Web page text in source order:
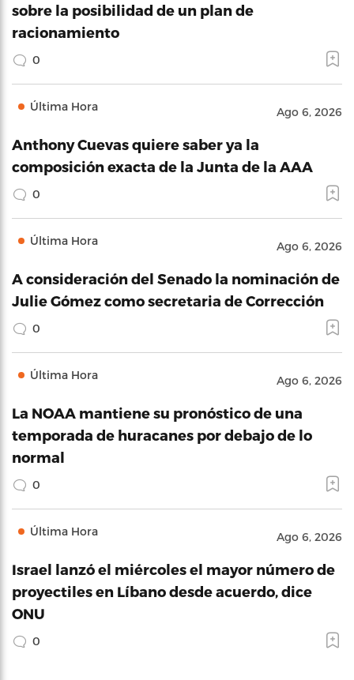
sobre la posibilidad de un plan de
racionamiento
0
Última Hora Ago 6, 2026
Anthony Cuevas quiere saber ya la
composición exacta de la Junta de la AAA
0
Última Hora Ago 6, 2026
A consideración del Senado la nominación de
Julie Gómez como secretaria de Corrección
0
Última Hora Ago 6, 2026
La NOAA mantiene su pronóstico de una
temporada de huracanes por debajo de lo
normal
0
Última Hora Ago 6, 2026
Israel lanzó el miércoles el mayor número de
proyectiles en Líbano desde acuerdo, dice
ONU
0